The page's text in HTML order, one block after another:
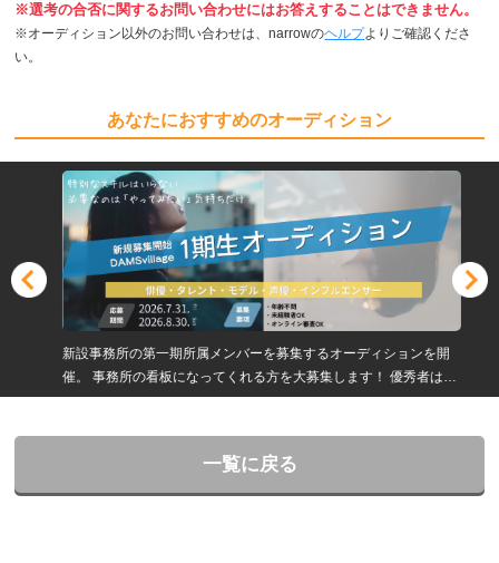
※選考の合否に関するお問い合わせにはお答えすることはできません。
※オーディション以外のお問い合わせは、narrowのヘルプよりご確認くださ
い。
あなたにおすすめのオーディション
新設事務所の第一期所属メンバーを募集するオーディションを開
催。 事務所の看板になってくれる方を大募集します！ 優秀者は育
成費用最大全額免除！！
一覧に戻る